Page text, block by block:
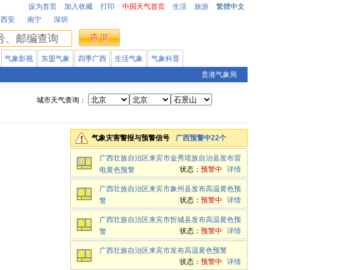
设为首页 加入收藏 打印 中国天气首页 生活 旅游
繁體中文
西安 南宁 深圳
气象影视 东盟气象 四季广西 生活气象
气象科普
贵港气象局
城市天气查询：
气象灾害警报与预警信号 广西预警中22个
广西壮族自治区来宾市金秀瑶族自治县发布雷
电黄色预警
状态： 预警中 详情
广西壮族自治区来宾市象州县发布高温黄色预
警
状态： 预警中 详情
广西壮族自治区来宾市忻城县发布高温黄色预
警
状态： 预警中 详情
广西壮族自治区来宾市发布高温黄色预警
状态： 预警中 详情